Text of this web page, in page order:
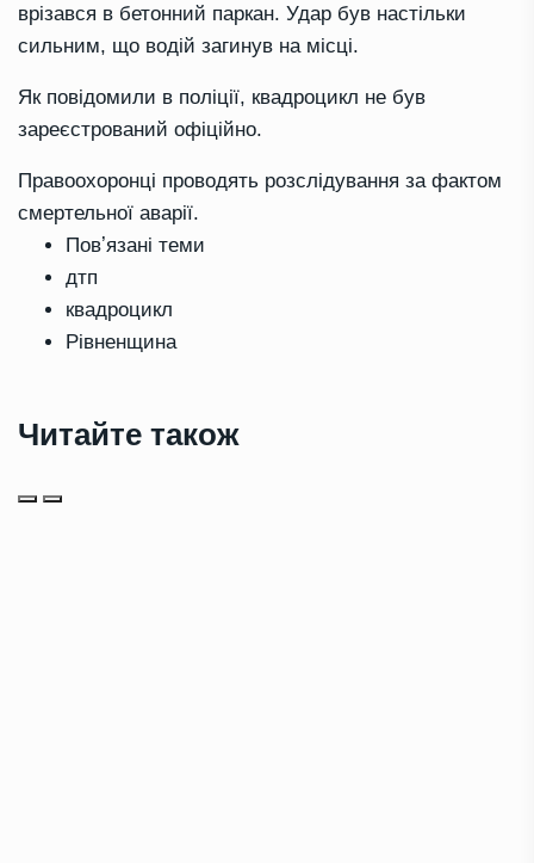
врізався в бетонний паркан. Удар був настільки
сильним, що водій загинув на місці.
Як повідомили в поліції, квадроцикл не був
зареєстрований офіційно.
Правоохоронці проводять розслідування за фактом
смертельної аварії.
Повʼязані теми
дтп
квадроцикл
Рівненщина
Читайте також